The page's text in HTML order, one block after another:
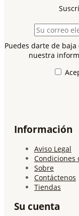
Puedes darte de
nuestra
Información
Aviso Legal
Condiciones
Sobre
Contáctenos
Tiendas
Su cuenta